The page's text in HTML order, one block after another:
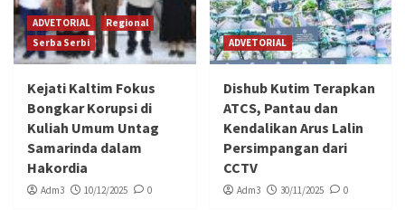
ADVETORIAL
Regional
Serba Serbi
Kejati Kaltim Fokus
Bongkar Korupsi di
Kuliah Umum Untag
Samarinda dalam
Hakordia
Adm3 10/12/2025 0
ADVETORIAL
Dishub Kutim Terapkan
ATCS, Pantau dan
Kendalikan Arus Lalin
Persimpangan dari
CCTV
Adm3 30/11/2025 0